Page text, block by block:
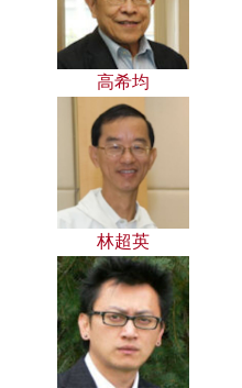
高希均
林超英